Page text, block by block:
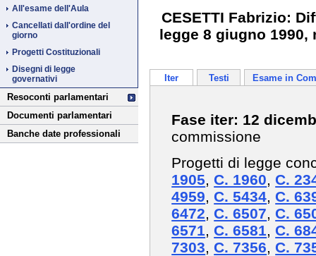
All'esame dell'Aula
Cancellati dall'ordine del
giorno
Progetti Costituzionali
Disegni di legge
governativi
Resoconti parlamentari
Documenti parlamentari
Banche date professionali
CESETTI Fabrizio:
legge 8 giugno
Iter Testi Esame in
Fase iter: 12
commissione
Progetti di legge
1905
C. 1960
C.
4959
C. 5434 C.
6472
C. 6507
C.
6571
C. 6581
C.
7303
C. 7356 C.